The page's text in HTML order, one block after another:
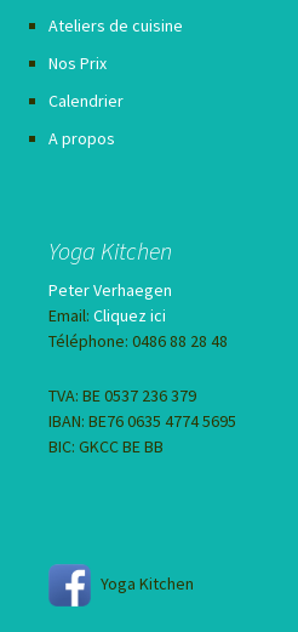
Ateliers de cuisine
Nos Prix
Calendrier
A propos
Yoga Kitchen
Peter Verhaegen
Email: Cliquez ici
Téléphone: 0486 88 28 48
TVA: BE 0537 236 379
IBAN: BE76 0635 4774 5695
BIC: GKCC BE BB
Yoga Kitchen